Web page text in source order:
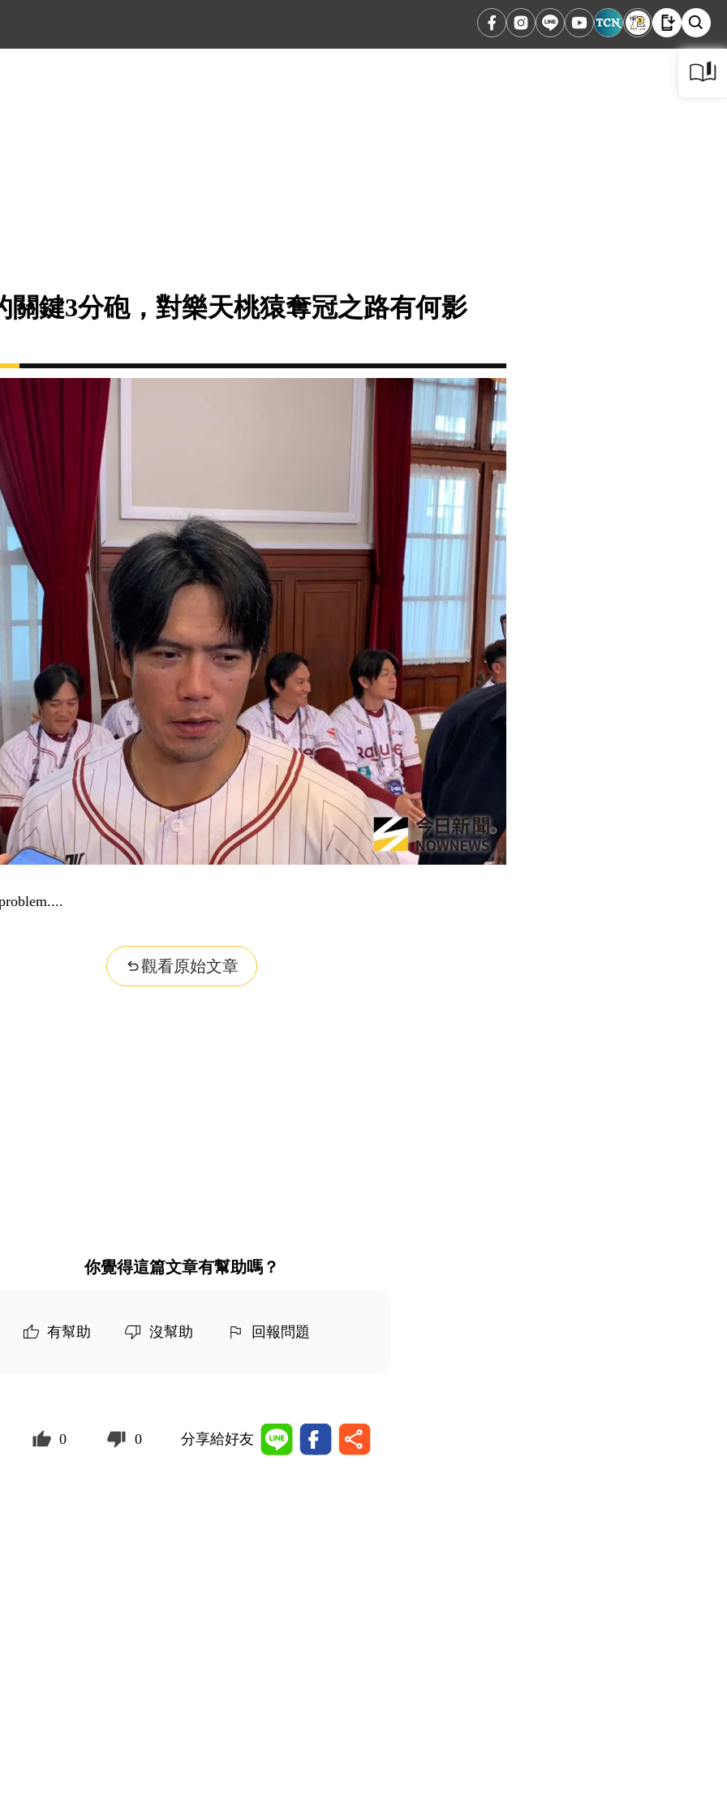
關鍵3分砲，對樂天桃猿奪冠之路有何影
觀看原始文章
你覺得這篇文章有幫助嗎？
有幫助 沒幫助 回報問題
0 0 分享給好友